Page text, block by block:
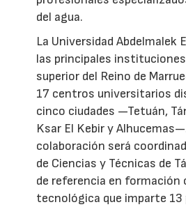
del agua.
La Universidad Abdelmalek
las principales
superior del Reino de
17 centros universitarios
cinco ciudades —Tetuán,
Ksar El Kebir y
colaboración será
de Ciencias y Técnicas de
de referencia en formación
tecnológica que imparte 13